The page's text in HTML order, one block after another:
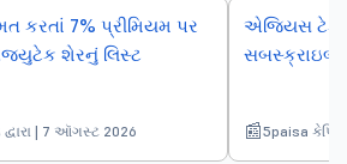
કરતાં 7% પ્રીમિયમ પર
શેરનું લિસ્ટ
| 7 ઑગસ્ટ 2026
એજિયસ
સબસ્ક્રાઇબ
5paisa